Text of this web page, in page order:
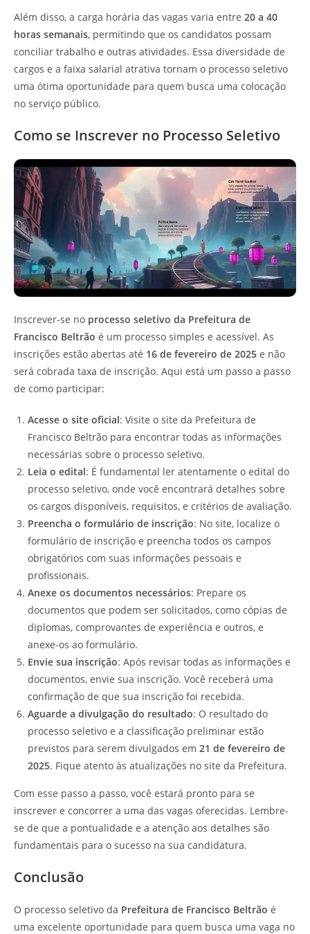
Além disso, a carga horária das vagas varia entre 20 a 40
horas semanais, permitindo que os candidatos possam
conciliar trabalho e outras atividades. Essa diversidade de
cargos e a faixa salarial atrativa tornam o processo seletivo
uma ótima oportunidade para quem busca uma colocação
no serviço público.
Como se Inscrever no Processo Seletivo
Inscrever-se no processo seletivo da Prefeitura de
Francisco Beltrão é um processo simples e acessível. As
inscrições estão abertas até 16 de fevereiro de 2025 e não
será cobrada taxa de inscrição. Aqui está um passo a passo
de como participar:
Acesse o site oficial: Visite o site da Prefeitura de
Francisco Beltrão para encontrar todas as informações
necessárias sobre o processo seletivo.
Leia o edital: É fundamental ler atentamente o edital do
processo seletivo, onde você encontrará detalhes sobre
os cargos disponíveis, requisitos, e critérios de avaliação.
Preencha o formulário de inscrição: No site, localize o
formulário de inscrição e preencha todos os campos
obrigatórios com suas informações pessoais e
profissionais.
Anexe os documentos necessários: Prepare os
documentos que podem ser solicitados, como cópias de
diplomas, comprovantes de experiência e outros, e
anexe-os ao formulário.
Envie sua inscrição: Após revisar todas as informações e
documentos, envie sua inscrição. Você receberá uma
confirmação de que sua inscrição foi recebida.
Aguarde a divulgação do resultado: O resultado do
processo seletivo e a classificação preliminar estão
previstos para serem divulgados em 21 de fevereiro de
2025. Fique atento às atualizações no site da Prefeitura.
Com esse passo a passo, você estará pronto para se
inscrever e concorrer a uma das vagas oferecidas. Lembre-
se de que a pontualidade e a atenção aos detalhes são
fundamentais para o sucesso na sua candidatura.
Conclusão
O processo seletivo da Prefeitura de Francisco Beltrão é
uma excelente oportunidade para quem busca uma vaga no